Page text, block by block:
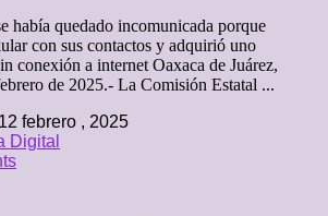
había quedado incomunicada porque
con sus contactos y adquirió uno
conexión a internet Oaxaca de Juárez,
de 2025.- La Comisión Estatal ...
febrero , 2025
Digital